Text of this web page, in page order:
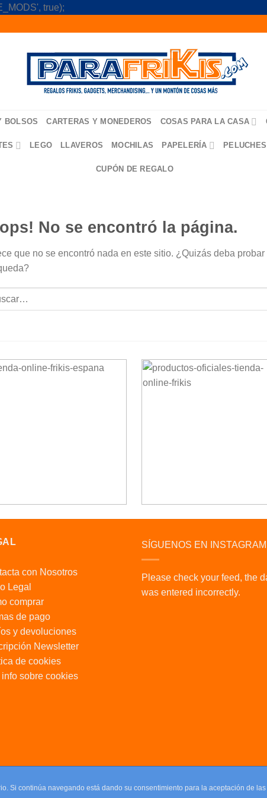
true);
BOLSOS CARTERAS Y MONEDEROS COSAS PARA LA CASA
LEGO LLAVEROS MOCHILAS PAPELERÍA PELUCHES
CUPÓN DE REGALO
No se encontró la página.
que no se encontró nada en este sitio. ¿Quizás deba
con Nosotros
Legal
comprar
de pago
y devoluciones
Newsletter
de cookies
info sobre cookies
SÍGUENOS EN INSTAGRAM
Please check your feed, the
was entered incorrectly.
Si continúa navegando está dando su consentimiento para la aceptación de